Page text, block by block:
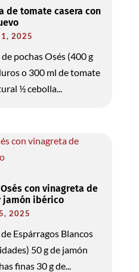
de tomate casera con
2025
pochas Osés (400 g
o 300 ml de tomate
½ cebolla...
con vinagreta de
jamón ibérico
2025
Espárragos Blancos
50 g de jamón
finas 30 g de...